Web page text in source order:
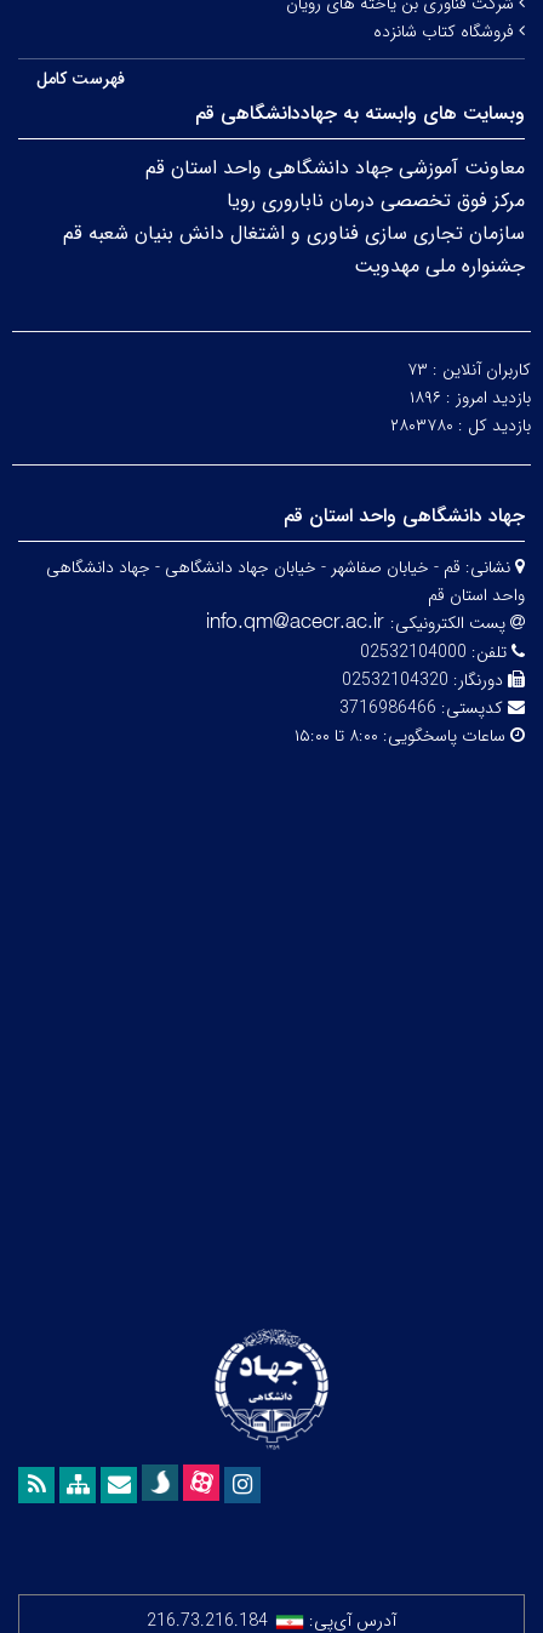
فروشگاه کتاب شانزده
فهرست کامل
وبسایت های وابسته به جهاددانشگاهی قم
معاونت آموزشی جهاد دانشگاهی واحد استان قم
مرکز فوق تخصصی درمان ناباروری رویا
سازمان تجاری سازی فناوری و اشتغال دانش بنیان شعبه قم
جشنواره ملی مهدویت
کاربران آنلاین : ۷۳
بازدید امروز : ۱۸۹۶
بازدید کل : ۲۸۰۳۷۸۰
جهاد دانشگاهی واحد استان قم
نشانی: قم - خیابان صفاشهر - خیابان جهاد دانشگاهی - جهاد دانشگاهی
واحد استان قم
پست الکترونیکی:
تلفن: 02532104000
دورنگار: 02532104320
کدپستی: 3716986466
ساعات پاسخگویی: ۸:۰۰ تا ۱۵:۰۰
آدرس آی‌پی: 216.73.216.184